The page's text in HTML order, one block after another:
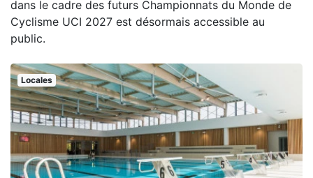
dans le cadre des futurs Championnats du Monde de
Cyclisme UCI 2027 est désormais accessible au
public.
Locales